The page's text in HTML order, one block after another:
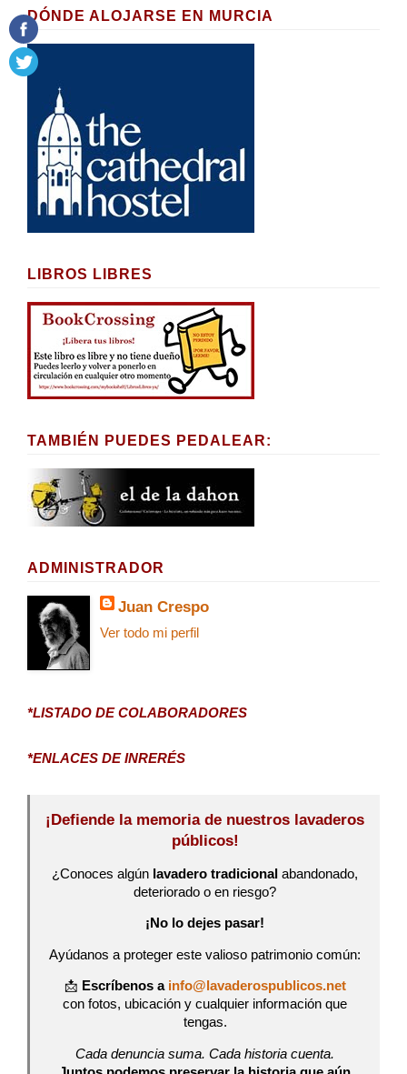
DÓNDE ALOJARSE EN MURCIA
LIBROS LIBRES
TAMBIÉN PUEDES PEDALEAR:
ADMINISTRADOR
Juan Crespo
Ver todo mi perfil
*LISTADO DE COLABORADORES
*ENLACES DE INRERÉS
¡Defiende la memoria de nuestros lavaderos
públicos!
¿Conoces algún lavadero tradicional abandonado,
deteriorado o en riesgo?
¡No lo dejes pasar!
Ayúdanos a proteger este valioso patrimonio común:
📩 Escríbenos a info@lavaderospublicos.net
con fotos, ubicación y cualquier información que
tengas.
Cada denuncia suma. Cada historia cuenta.